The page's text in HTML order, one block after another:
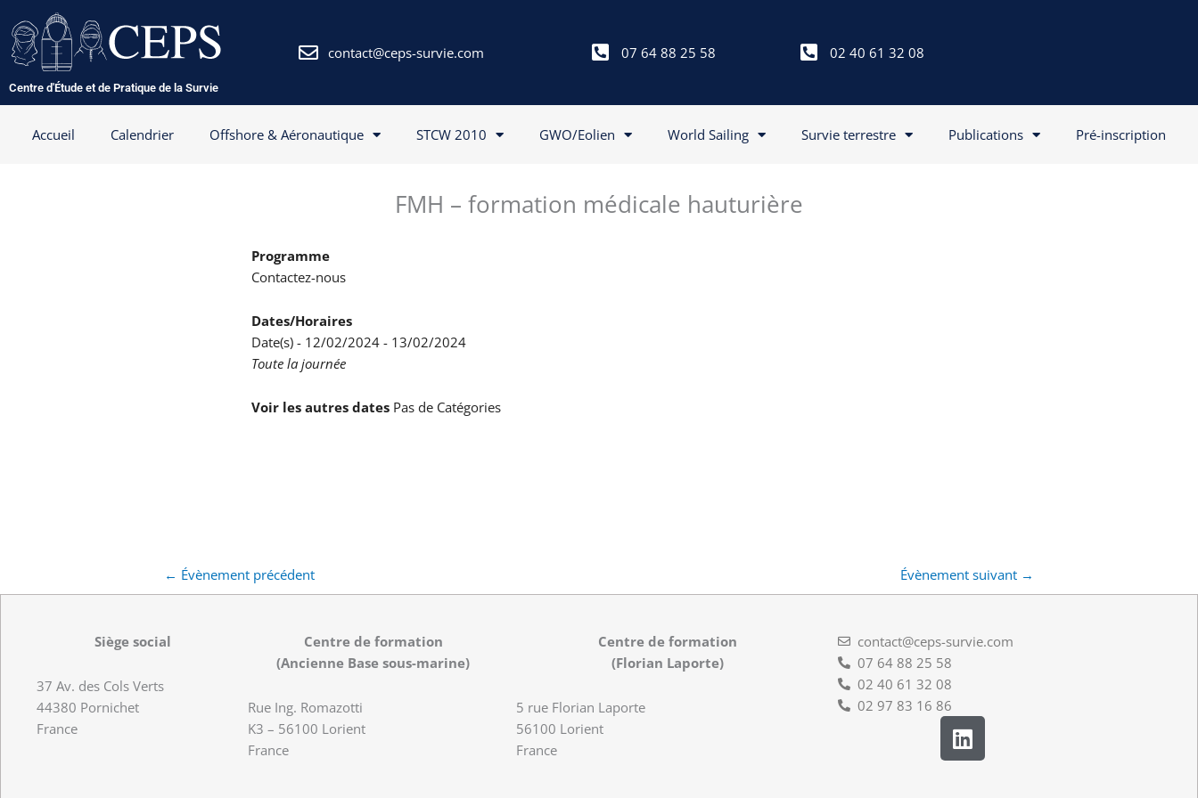
au
contenu
Centre d'Étude et de Pratique de la Survie
contact@ceps-survie.com 07 64 88 25 58 02 40 61 32 08
Accueil Calendrier Offshore & Aéronautique STCW 2010 GWO/Eolien World Sailing Survie terrestre Publications Pré-inscription
FMH – formation médicale hauturière
Programme
Contactez-nous
Dates/Horaires
Date(s) - 12/02/2024 - 13/02/2024
Toute la journée
Voir les autres dates Pas de Catégories
← Évènement précédent Évènement suivant →
Siège social
37 Av. des Cols Verts
44380 Pornichet
France
Centre de formation
(Ancienne Base sous-marine)
Rue Ing. Romazotti
K3 – 56100 Lorient
France
Centre de formation
(Florian Laporte)
5 rue Florian Laporte
56100 Lorient
France
contact@ceps-survie.com
07 64 88 25 58
02 40 61 32 08
02 97 83 16 86
L
i
n